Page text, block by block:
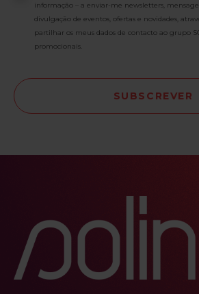
informação – a enviar-me newsletters,
divulgação de eventos, ofertas e novidades,
partilhar os meus dados de contacto ao grupo
promocionais.